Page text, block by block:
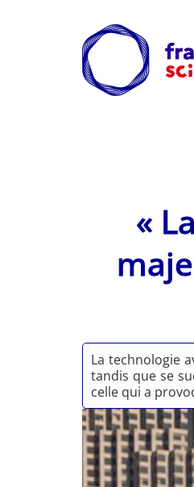
«
La technologie
tandis que se
celle qui a